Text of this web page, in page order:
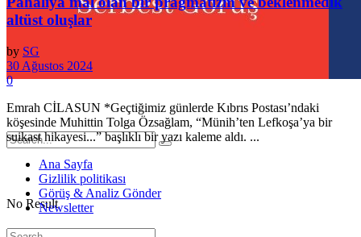
No Result
altüst oluşlar
by SG
30 Ağustos 2024
0
Emrah CİLASUN *Geçtiğimiz günlerde Kıbrıs Postası’ndaki
köşesinde Muhittin Tolga Özsağlam, “Münih’ten Lefkoşa’ya bir
suikast hikayesi...” başlıklı bir yazı kaleme aldı. ...
Ana Sayfa
Gizlilik politikası
Görüş & Analiz Gönder
Newsletter